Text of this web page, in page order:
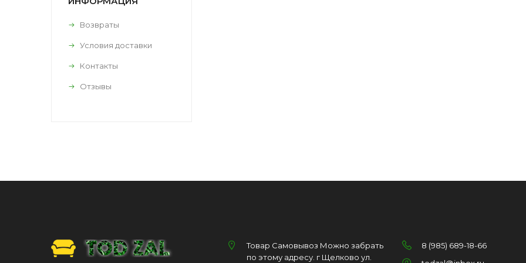
Возвраты
Условия доставки
Контакты
Отзывы
Товар Самовывоз Можно забрать
по этому адресу. г Щелково ул.
8 (985) 689-18-66